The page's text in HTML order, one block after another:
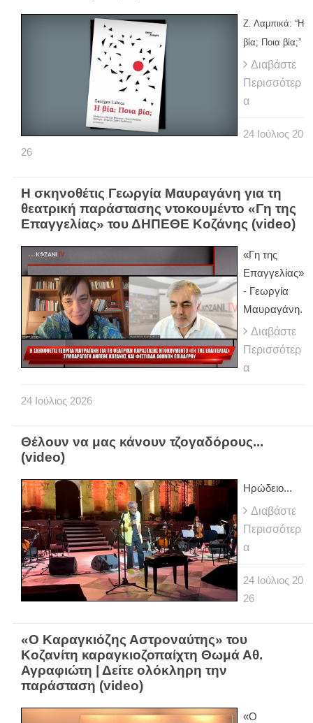
Ζ. Λαμπικά: “Η
βία; Ποια βία;”
Διαβάστε
Περισσότερ
α
24 Ιούλιος 20
26
Η σκηνοθέτις Γεωργία Μαυραγάνη για τη
θεατρική παράστασης ντοκουμέντο «Γη της
Επαγγελίας» του ΔΗΠΕΘΕ Κοζάνης (video)
«Γη της
Επαγγελίας»
- Γεωργία
Μαυραγάνη.
Διαβάστε
Περισσότερ
α
24 Ιούλιος 2026
Θέλουν να μας κάνουν τζογαδόρους...
(video)
Ηρώδειο...
Διαβάστε
Περισσότερ
α
24 Ιούλιος 20
26
«Ο Καραγκιόζης Αστροναύτης» του
Κοζανίτη καραγκιοζοπαίχτη Θωμά Αθ.
Αγραφιώτη | Δείτε ολόκληρη την
παράσταση (video)
«Ο